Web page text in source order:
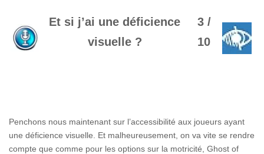
Et si j’ai une déficience
visuelle ?
3 /
10
Penchons nous maintenant sur l’accessibilité aux joueurs ayant
une déficience visuelle. Et malheureusement, on va vite se rendre
compte que comme pour les options sur la motricité, Ghost of